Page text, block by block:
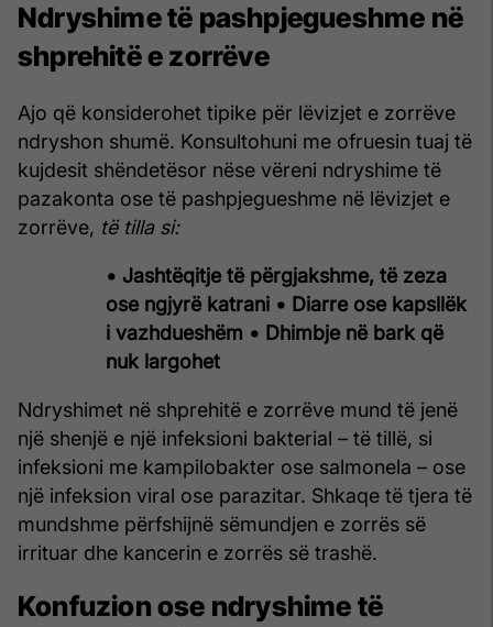
Ndryshime të pashpjegueshme në
shprehitë e zorrëve
Ajo që konsiderohet tipike për lëvizjet e zorrëve
ndryshon shumë. Konsultohuni me ofruesin tuaj të
kujdesit shëndetësor nëse vëreni ndryshime të
pazakonta ose të pashpjegueshme në lëvizjet e
zorrëve, të tilla si:
• Jashtëqitje të përgjakshme, të zeza
ose ngjyrë katrani • Diarre ose kapsllëk
i vazhdueshëm • Dhimbje në bark që
nuk largohet
Ndryshimet në shprehitë e zorrëve mund të jenë
një shenjë e një infeksioni bakterial – të tillë, si
infeksioni me kampilobakter ose salmonela – ose
një infeksion viral ose parazitar. Shkaqe të tjera të
mundshme përfshijnë sëmundjen e zorrës së
irrituar dhe kancerin e zorrës së trashë.
Konfuzion ose ndryshime të